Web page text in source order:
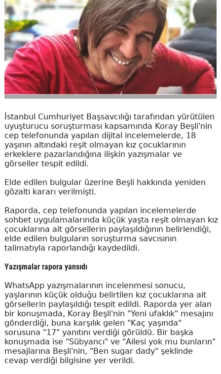
İstanbul Cumhuriyet Başsavcılığı tarafından yürütülen
uyuşturucu soruşturması kapsamında Koray Beşli'nin
cep telefonunda yapılan dijital incelemelerde, 18
yaşının altındaki reşit olmayan kız çocuklarının
erkeklere pazarlandığına ilişkin yazışmalar ve
görseller tespit edildi.
Elde edilen bulgular üzerine Beşli hakkında yeniden
gözaltı kararı verilmişti.
Raporda, cep telefonunda yapılan incelemelerde
sohbet uygulamalarında küçük yaşta reşit olmayan kız
çocuklarına ait görsellerin paylaşıldığının belirlendiği,
elde edilen bulguların soruşturma savcısının
talimatıyla raporlandığı kaydedildi.
Yazışmalar rapora yansıdı
WhatsApp yazışmalarının incelenmesi sonucu,
yaşlarının küçük olduğu belirtilen kız çocuklarına ait
görsellerin paylaşıldığı tespit edildi. Raporda yer alan
bir konuşmada, Koray Beşli'nin "Yeni ufaklık" mesajını
gönderdiği, buna karşılık gelen "Kaç yaşında"
sorusuna "17" yanıtını verdiği görüldü. Bir başka
konuşmada ise "Sübyancı" ve "Ailesi yok mu bunların"
mesajlarına Beşli'nin, "Ben sugar dady" şeklinde
cevap verdiği bilgisine yer verildi.